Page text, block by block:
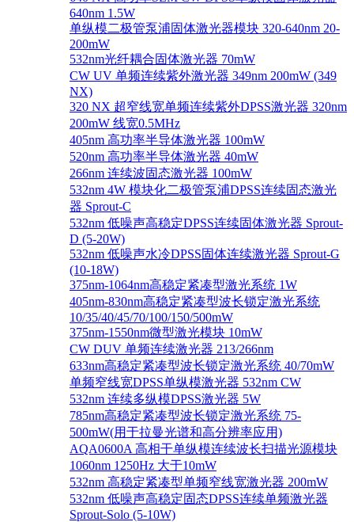
640nm 1.5W
单纵模二极管泵浦固体激光器模块 320-640nm 20-
200mW
532nm光纤耦合固体激光器 70mW
CW UV 单频连续紫外激光器 349nm 200mW (349
NX)
320 NX 超窄线宽单频连续紫外DPSS激光器 320nm
200mW 线宽0.5MHz
405nm 高功率半导体激光器 100mW
520nm 高功率半导体激光器 40mW
266nm 连续波固态激光器 100mW
532nm 4W 模块化二极管泵浦DPSS连续固态激光
器 Sprout-C
532nm 低噪声高稳定DPSS连续固体激光器 Sprout-
D (5-20W)
532nm 低噪声水冷DPSS固体连续激光器 Sprout-G
(10-18W)
375nm-1064nm高稳定紧凑型激光系统 1W
405nm-830nm高稳定紧凑型波长锁定激光系统
10/35/40/45/70/100/150/500mW
375nm-1550nm微型激光模块 10mW
CW DUV 单频连续激光器 213/266nm
633nm高稳定紧凑型波长锁定激光系统 40/70mW
单频窄线宽DPSS单纵模激光器 532nm CW
532nm 连续多纵模DPSS激光器 5W
785nm高稳定紧凑型波长锁定激光系统 75-
500mW(用于拉曼光谱和高分辨率应用)
AQA0600A 高相干单纵模连续波长扫描光源模块
1060nm 1250Hz 大于10mW
532nm 高稳定紧凑型单频窄线宽激光器 200mW
532nm 低噪声高稳定固态DPSS连续单频激光器
Sprout‐Solo (5-10W)